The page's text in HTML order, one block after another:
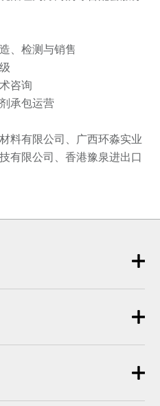
、检测与销售
咨询
承包运营
料有限公司、广西环淼实业
有限公司、香港豫泉进出口